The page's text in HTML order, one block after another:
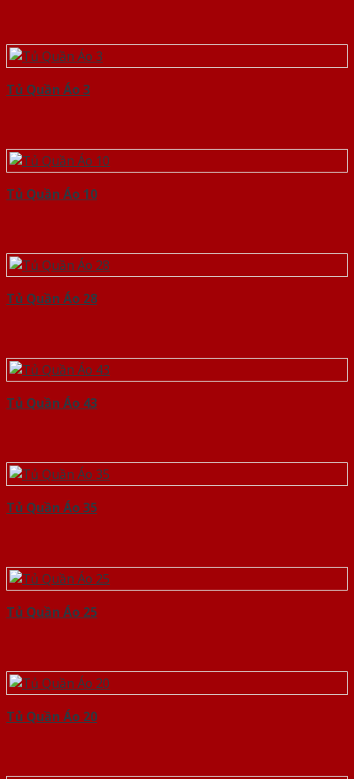
Tủ Quần Áo 3
Tủ Quần Áo 10
Tủ Quần Áo 28
Tủ Quần Áo 43
Tủ Quần Áo 35
Tủ Quần Áo 25
Tủ Quần Áo 20